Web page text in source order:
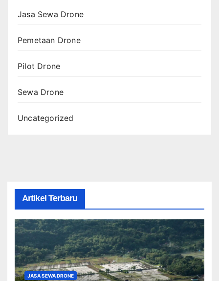
Jasa Sewa Drone
Pemetaan Drone
Pilot Drone
Sewa Drone
Uncategorized
Artikel Terbaru
JASA SEWA DRONE